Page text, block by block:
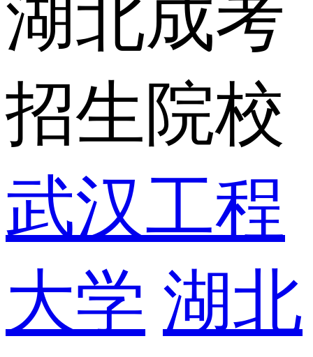
湖北成考
招生院校
武汉工程
大学 湖北